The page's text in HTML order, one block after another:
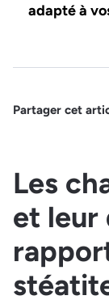
adapté à
Partager cet
Les
et leur